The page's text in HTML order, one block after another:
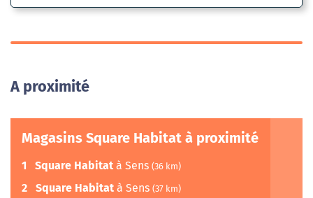
A proximité
Magasins Square Habitat à proximité
1 Square Habitat à Sens (36 km)
2 Square Habitat à Sens (37 km)